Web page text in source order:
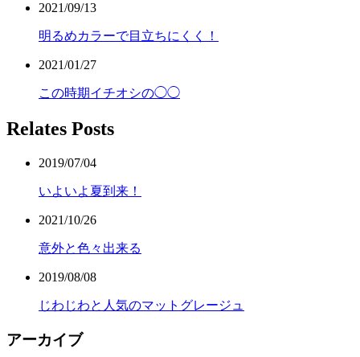
2021/09/13
明るめカラーで目立ちにくく！
2021/01/27
この時期イチオシの◯◯
Relates Posts
2019/07/04
いよいよ夏到来！
2021/10/26
意外と色々出来る
2019/08/08
じわじわと人気のマットグレージュ
アーカイブ